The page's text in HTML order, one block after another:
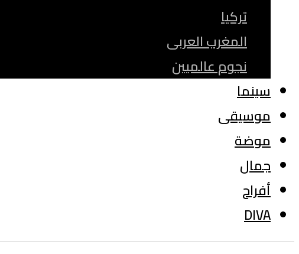
تركيا
المغرب العربى
نجوم عالميين
سينما
موسيقى
موضة
جمال
أفراح
DIVA